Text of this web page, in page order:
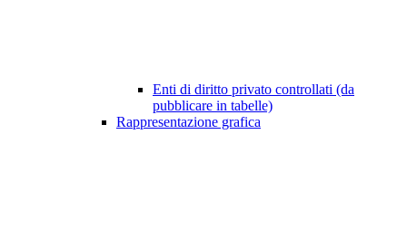
Enti di diritto privato controllati (da
pubblicare in tabelle)
Rappresentazione grafica